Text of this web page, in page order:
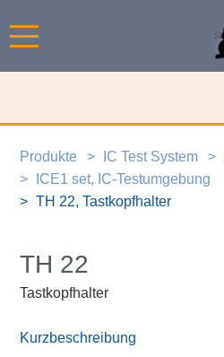
Produkte IC Test System
ICE1 set, IC-Testumgebung
TH 22, Tastkopfhalter
TH 22
Tastkopfhalter
Kurzbeschreibung